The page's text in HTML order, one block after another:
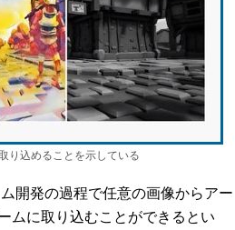
り込めることを示している
開発の過程で任意の画像からアー
ムに取り込むことができるとい